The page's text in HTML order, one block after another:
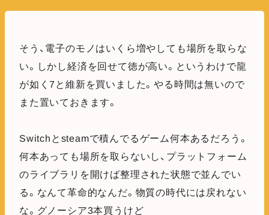
そう、電子のモノはいくら増やしても場所を取らな
い。しかし経済を回せて徳が高い。というわけで龍
が如く7と維新を買いました。やる時間は無いので
また置いておきます。
Switchとsteamで積んでるゲーム何本あるだろう。
何本あっても場所を取らないし、プラットフォーム
のライブラリを開けば整理された状態で並んでい
る。なんて革命的なんだ。物質の時代には戻れない
な。グノーシア3本買うけど